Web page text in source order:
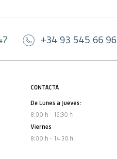
+34 93 545 66 96
CONTACTA
De Lunes a Jueves:
8:00 h – 16:30 h
Viernes
8:00 h – 14:30 h